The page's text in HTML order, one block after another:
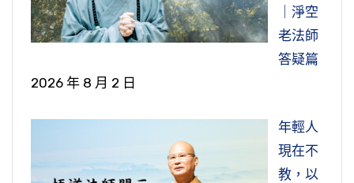
｜淨空
老法師
答疑篇
2026 年 8 月 2 日
年輕人
現在不
教，以